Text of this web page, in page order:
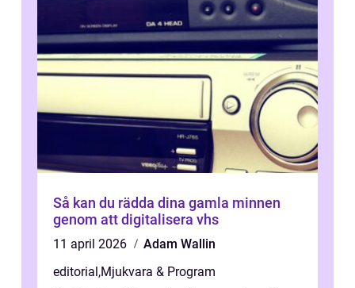
Så kan du rädda dina gamla minnen
genom att digitalisera vhs
11 april 2026
Adam Wallin
editorial,Mjukvara & Program